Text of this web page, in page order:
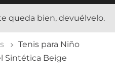
queda bien, devuélvelo.
Tenis para Niño
Sintética Beige